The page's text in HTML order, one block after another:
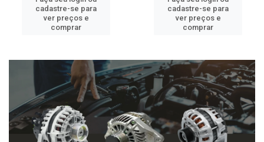
cadastre-se para
ver preços e
comprar
cadastre-se para
ver preços e
comprar